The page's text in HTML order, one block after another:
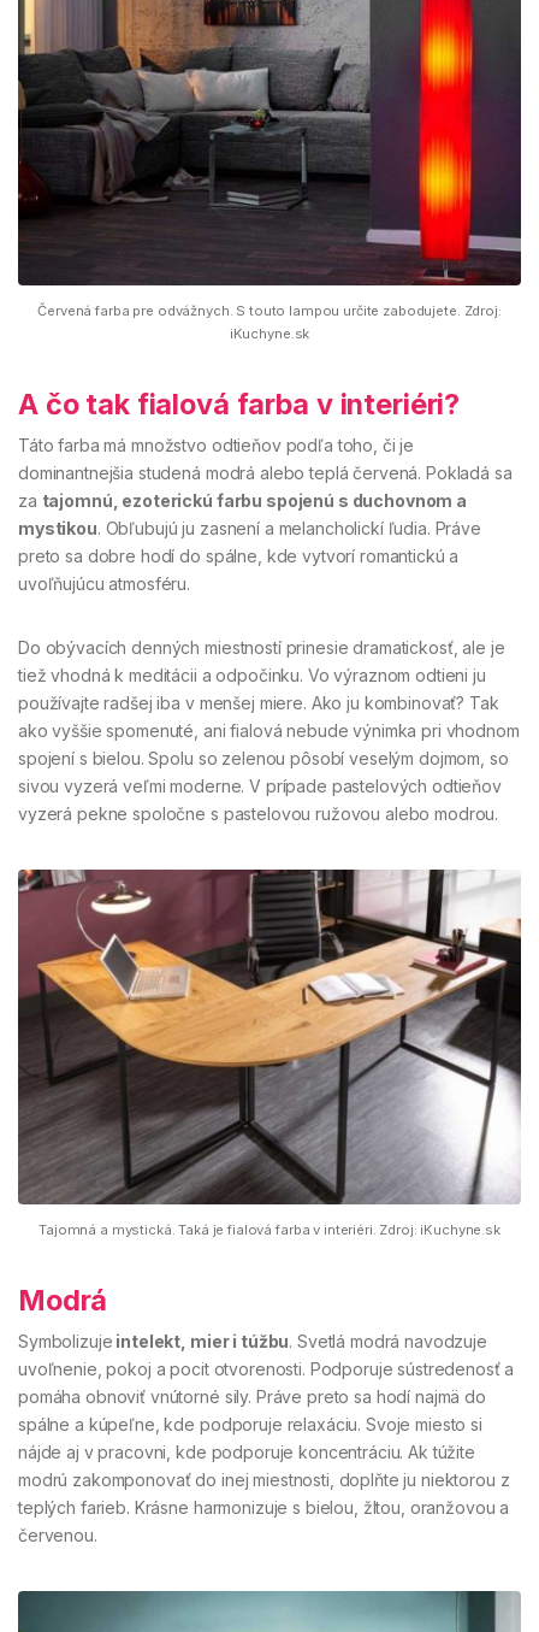
Červená farba pre odvážnych. S touto lampou určite zabodujete. Zdroj:
iKuchyne.sk
A čo tak fialová farba v interiéri?
Táto farba má množstvo odtieňov podľa toho, či je
dominantnejšia studená modrá alebo teplá červená. Pokladá sa
za tajomnú, ezoterickú farbu spojenú s duchovnom a
mystikou. Obľubujú ju zasnení a melancholickí ľudia. Práve
preto sa dobre hodí do spálne, kde vytvorí romantickú a
uvoľňujúcu atmosféru.
Do obývacích denných miestností prinesie dramatickosť, ale je
tiež vhodná k meditácii a odpočinku. Vo výraznom odtieni ju
používajte radšej iba v menšej miere. Ako ju kombinovať? Tak
ako vyššie spomenuté, ani fialová nebude výnimka pri vhodnom
spojení s bielou. Spolu so zelenou pôsobí veselým dojmom, so
sivou vyzerá veľmi moderne. V prípade pastelových odtieňov
vyzerá pekne spoločne s pastelovou ružovou alebo modrou.
Tajomná a mystická. Taká je fialová farba v interiéri. Zdroj: iKuchyne.sk
Modrá
Symbolizuje intelekt, mier i túžbu. Svetlá modrá navodzuje
uvoľnenie, pokoj a pocit otvorenosti. Podporuje sústredenosť a
pomáha obnoviť vnútorné sily. Práve preto sa hodí najmä do
spálne a kúpeľne, kde podporuje relaxáciu. Svoje miesto si
nájde aj v pracovni, kde podporuje koncentráciu. Ak túžite
modrú zakomponovať do inej miestnosti, doplňte ju niektorou z
teplých farieb. Krásne harmonizuje s bielou, žltou, oranžovou a
červenou.